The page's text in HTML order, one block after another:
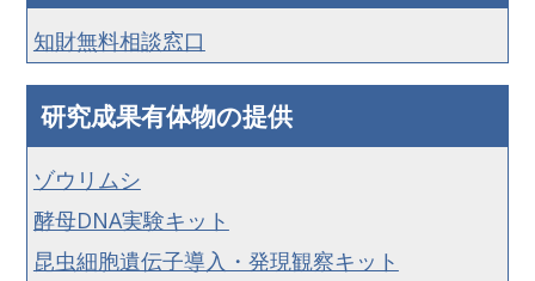
知財無料相談窓口
研究成果有体物の提供
ゾウリムシ
酵母DNA実験キット
昆虫細胞遺伝子導入・発現観察キット